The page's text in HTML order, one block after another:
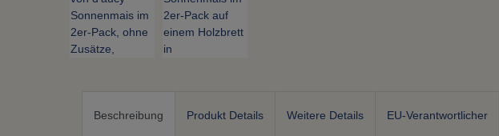
Beschreibung Produkt Details Weitere Details EU-Verantwortlicher